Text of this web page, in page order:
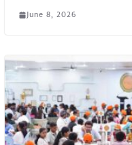
June 8, 2026